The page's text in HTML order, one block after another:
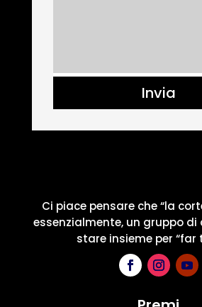
Invia
Ci piace pensare che “la
essenzialmente, un gruppo
stare insieme per “far